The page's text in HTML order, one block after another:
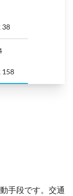
38
158
手段です。交通